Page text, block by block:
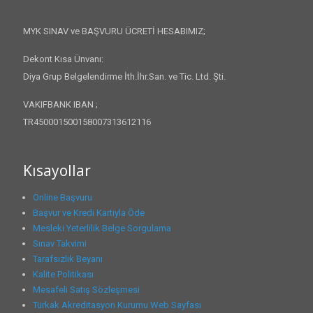
MYK SINAV ve BAŞVURU ÜCRETİ HESABIMIZ;
Dekont Kısa Ünvanı:
Diya Grup Belgelendirme İth.İhr.San. ve Tic. Ltd. Şti.
VAKIFBANK IBAN ;
TR450001500158007313612116
Kısayollar
Online Başvuru
Başvur ve Kredi Kartıyla Öde
Mesleki Yeterlilik Belge Sorgulama
Sınav Takvimi
Tarafsızlık Beyanı
Kalite Politikası
Mesafeli Satış Sözleşmesi
Türkak Akreditasyon Kurumu Web Sayfası